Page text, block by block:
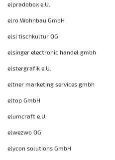
elpradobox e.U.
elro Wohnbau GmbH
elsi tischkultur OG
elsinger electronic handel gmbh
elstergrafik e.U.
eltner marketing services gmbh
eltop GmbH
elumcraft e.U.
elwezwo OG
elycon solutions GmbH